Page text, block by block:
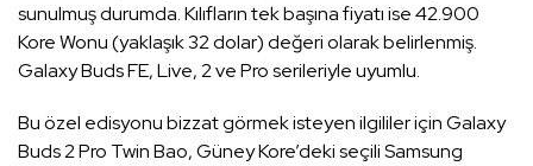
sunulmuş durumda. Kılıfların tek başına fiyatı ise 42.900
Kore Wonu (yaklaşık 32 dolar) değeri olarak belirlenmiş.
Galaxy Buds FE, Live, 2 ve Pro serileriyle uyumlu.
Bu özel edisyonu bizzat görmek isteyen ilgililer için Galaxy
Buds 2 Pro Twin Bao, Güney Kore’deki seçili Samsung